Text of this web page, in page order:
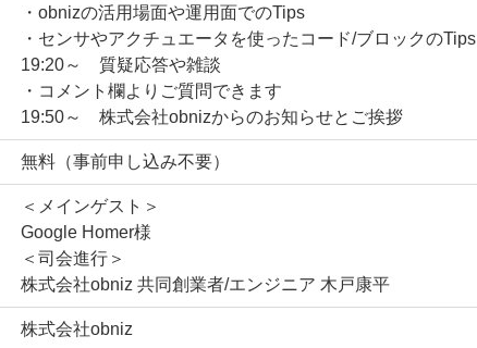
・obnizの活用場面や運用面でのTips
・センサやアクチュエータを使ったコード/ブロックのTips
19:20～ 質疑応答や雑談
・コメント欄よりご質問できます
19:50～ 株式会社obnizからのお知らせとご挨拶
無料（事前申し込み不要）
＜メインゲスト＞
Google Homer様
＜司会進行＞
株式会社obniz 共同創業者/エンジニア 木戸康平
株式会社obniz